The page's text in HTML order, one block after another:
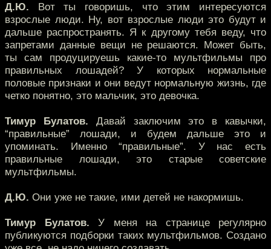
Д.Ю. Вот ты говоришь, что этим интересуются
взрослые люди. Ну, вот взрослые люди это будут и
дальше распространять. Я к другому тебя веду, что
запретами данные вещи не решаются. Может быть,
ты сам продуцируешь какие-то мультфильмы про
правильных лошадей? У которых нормальные
половые признаки и они ведут нормальную жизнь, где
четко понятно, это мальчик, это девочка.
Тимур Булатов. Давай заключим это в кавычки,
“правильные” лошади, и будем дальше это и
упоминать. Именно “правильные”. У нас есть
правильные лошади, это старые советские
мультфильмы.
Д.Ю. Они уже не такие, ими детей не накормишь.
Тимур Булатов. У меня на странице регулярно
публикуются подборки таких мультфильмов. Создано